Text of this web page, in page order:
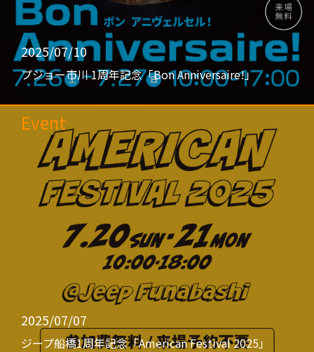
2025/07/10
プジョー市川 1周年記念「Bon Anniversaire!」
Event
2025/07/07
ジープ船橋1周年記念「American Festival 2025」